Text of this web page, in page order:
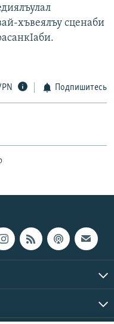
хъвеялъу сценаби
Подпишитесь